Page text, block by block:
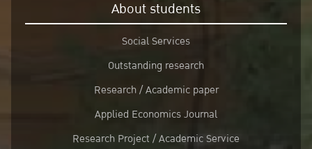
About students
Social Services
Outstanding research
Research / Academic paper
Applied Economics Journal
Research Project / Academic Service